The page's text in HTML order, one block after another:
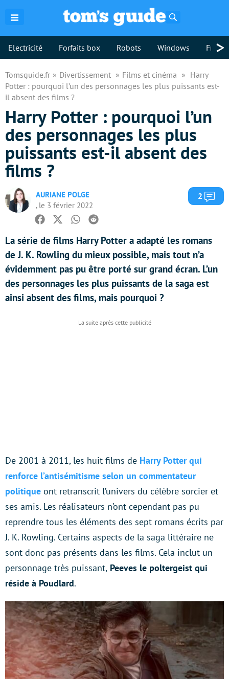
Electricité Forfaits box Robots Windows >
Tomsguide.fr Divertissement Films et cinéma
Harry
Potter : pourquoi l’un des personnages les plus puissants est-
il absent des films ?
Harry Potter : pourquoi l’un
des personnages les plus
puissants est-il absent des
films ?
AURIANE POLGE
, le 3 février 2022
2
Facebook
TwitterWhatsapp
Reddit
La série de films Harry Potter a adapté les romans
de J. K. Rowling du mieux possible, mais tout n’a
évidemment pas pu être porté sur grand écran. L’un
des personnages les plus puissants de la saga est
ainsi absent des films, mais pourquoi ?
De 2001 à 2011, les huit films de Harry Potter qui
renforce l’antisémitisme selon un commentateur
politique ont retranscrit l’univers du célèbre sorcier et
ses amis. Les réalisateurs n’ont cependant pas pu
reprendre tous les éléments des sept romans écrits par
J. K. Rowling. Certains aspects de la saga littéraire ne
sont donc pas présents dans les films. Cela inclut un
personnage très puissant, Peeves le poltergeist qui
réside à Poudlard.